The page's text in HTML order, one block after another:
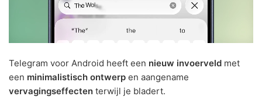
Telegram voor Android heeft een nieuw invoerveld met
een minimalistisch ontwerp en aangename
vervagingseffecten terwijl je bladert.